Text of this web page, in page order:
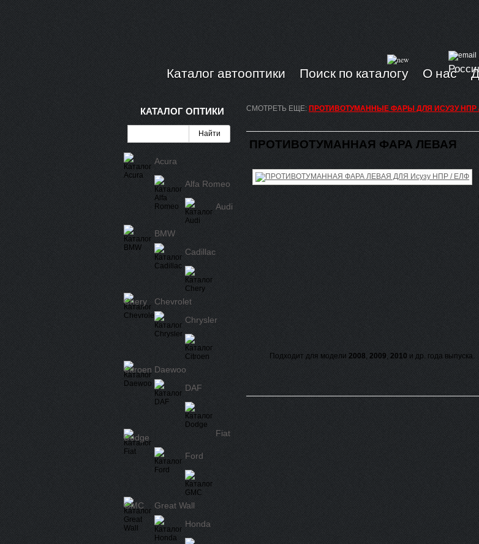
Каталог автооптики Поиск по каталогу О нас
СМОТРЕТЬ ЕЩЕ: ПРОТИВОТУМАННЫЕ ФАРЫ ДЛЯ ИСУЗУ НПР
ПРОТИВОТУМАННАЯ ФАРА ЛЕВАЯ
Подходит для модели 2008, 2009, 2010 и др. года выпуска.
КАТАЛОГ ОПТИКИ
Acura
Alfa Romeo
Audi
BMW
Cadillac
Chery
Chevrolet
Chrysler
Citroen Daewoo
DAF
Dodge Fiat
Ford
GMC
Great Wall
Honda